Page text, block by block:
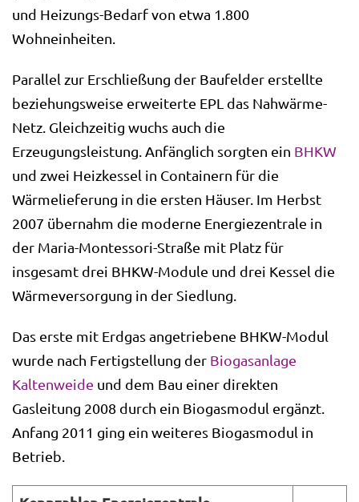
und Heizungs-Bedarf von etwa 1.800
Wohneinheiten.
Parallel zur Erschließung der Baufelder erstellte
beziehungsweise erweiterte EPL das Nahwärme-
Netz. Gleichzeitig wuchs auch die
Erzeugungsleistung. Anfänglich sorgten ein BHKW
und zwei Heizkessel in Containern für die
Wärmelieferung in die ersten Häuser. Im Herbst
2007 übernahm die moderne Energiezentrale in
der Maria-Montessori-Straße mit Platz für
insgesamt drei BHKW-Module und drei Kessel die
Wärmeversorgung in der Siedlung.
Das erste mit Erdgas angetriebene BHKW-Modul
wurde nach Fertigstellung der Biogasanlage
Kaltenweide und dem Bau einer direkten
Gasleitung 2008 durch ein Biogasmodul ergänzt.
Anfang 2011 ging ein weiteres Biogasmodul in
Betrieb.